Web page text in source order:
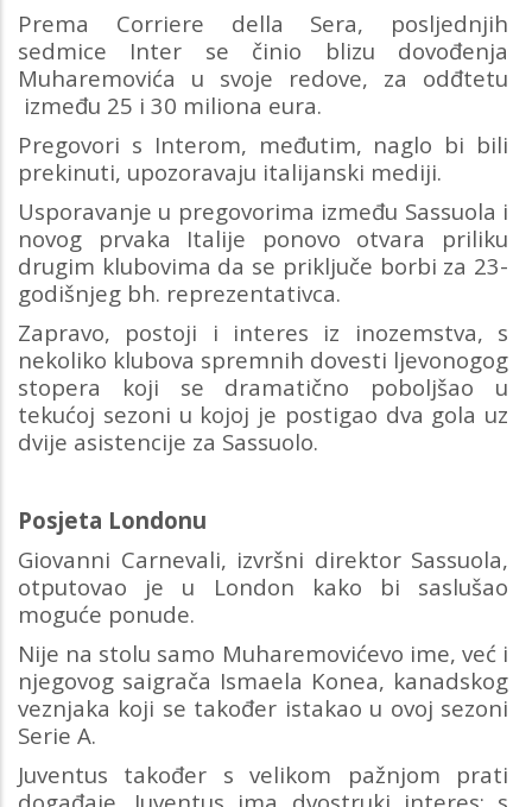
Prema Corriere della Sera, posljednjih
sedmice Inter se činio blizu dovođenja
Muharemovića u svoje redove, za odđtetu
između 25 i 30 miliona eura.
Pregovori s Interom, međutim, naglo bi bili
prekinuti, upozoravaju italijanski mediji.
Usporavanje u pregovorima između Sassuola i
novog prvaka Italije ponovo otvara priliku
drugim klubovima da se priključe borbi za 23-
godišnjeg bh. reprezentativca.
Zapravo, postoji i interes iz inozemstva, s
nekoliko klubova spremnih dovesti ljevonogog
stopera koji se dramatično poboljšao u
tekućoj sezoni u kojoj je postigao dva gola uz
dvije asistencije za Sassuolo.
Posjeta Londonu
Giovanni Carnevali, izvršni direktor Sassuola,
otputovao je u London kako bi saslušao
moguće ponude.
Nije na stolu samo Muharemovićevo ime, već i
njegovog saigrača Ismaela Konea, kanadskog
veznjaka koji se također istakao u ovoj sezoni
Serie A.
Juventus također s velikom pažnjom prati